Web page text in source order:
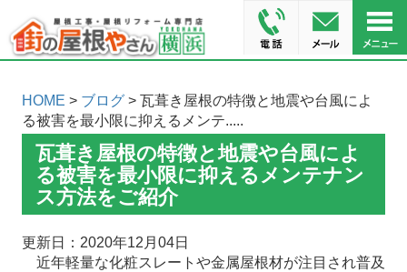
HOME > ブログ> 瓦葺き屋根の特徴と地震や台風によ
る被害を最小限に抑えるメンテ.....
瓦葺き屋根の特徴と地震や台風によ
る被害を最小限に抑えるメンテナン
ス方法をご紹介
更新日：2020年12月04日
近年軽量な化粧スレートや金属屋根材が注目され普及